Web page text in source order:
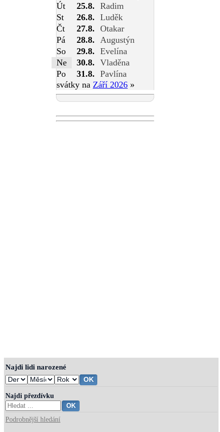
Út
25.8. Radim
St
26.8. Luděk
Čt
27.8. Otakar
Pá
28.8.
Augustýn
So
29.8. Evelína
Ne
30.8. Vladěna
Po
31.8. Pavlína
svátky na Září 2026 »
Najdi lidi narozené
Najdi přezdívku
Podrobnější hledání